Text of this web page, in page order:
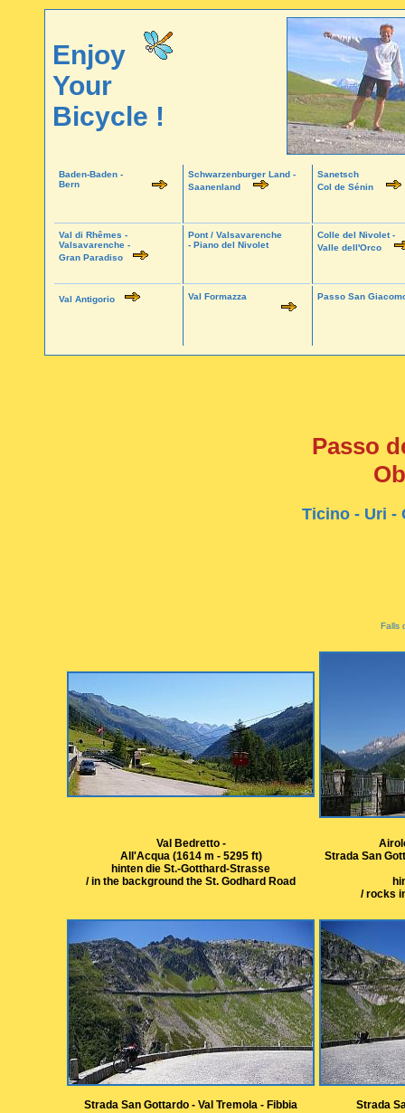
Enjoy
Your
Bicycle !
Baden-Baden -
Bern
Schwarzenburger Land -
Saanenland
Sanetsch
Col de Sénin
Val di Rhêmes -
Valsavarenche -
Gran Paradiso
Pont / Valsavarenche
- Piano del Nivolet
Colle del Nivolet -
Valle dell'Orco
Val Antigorio Val Formazza Passo San
Passo
Ticino - Uri -
Falls
Val Bedretto -
All'Acqua (1614 m - 5295 ft)
hinten die St.-Gotthard-Strasse
/ in the background the St. Godhard Road
Strada San
/ rocks
Strada San Gottardo - Val Tremola - Fibbia Strada